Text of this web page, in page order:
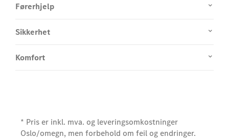
Førerhjelp
Sikkerhet
Komfort
* Pris er inkl. mva. og leveringsomkostninger
Oslo/omegn, men forbehold om feil og endringer.